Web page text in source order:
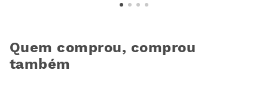
Quem comprou, comprou
também